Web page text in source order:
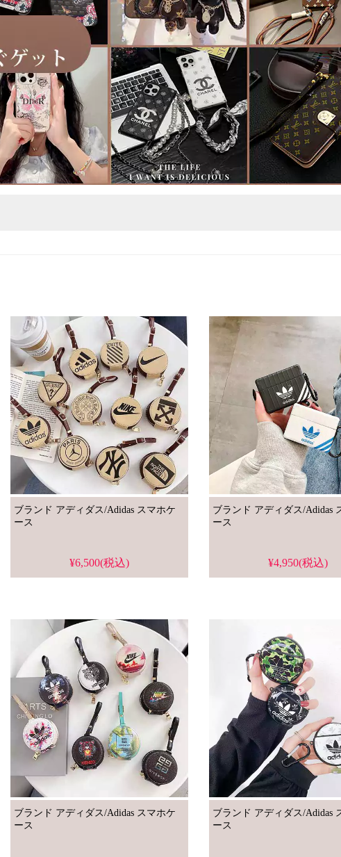
ブランド アディダス/Adidas スマホケ
ース
¥6,500(税込)
ブランド アディダス/Adidas スマホケ
ース
¥4,950(税込)
ブランド アディダス/Adidas スマホケ
ース
ブランド アディダス/Adidas スマホケ
ース